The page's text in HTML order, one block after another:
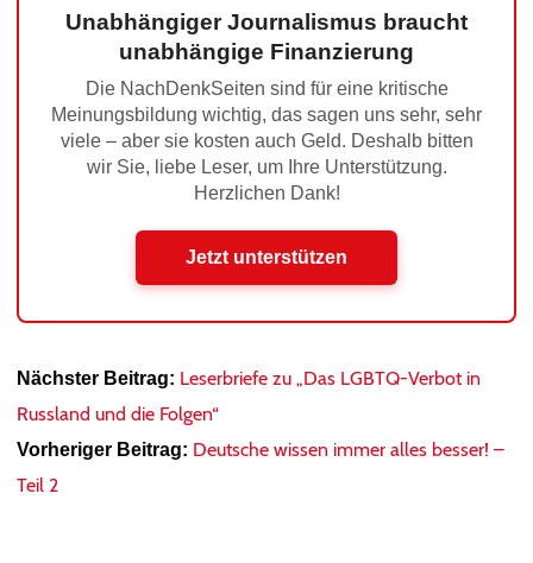
Unabhängiger Journalismus braucht
unabhängige Finanzierung
Die NachDenkSeiten sind für eine kritische
Meinungsbildung wichtig, das sagen uns sehr, sehr
viele – aber sie kosten auch Geld. Deshalb bitten
wir Sie, liebe Leser, um Ihre Unterstützung.
Herzlichen Dank!
Jetzt unterstützen
Nächster Beitrag: Leserbriefe zu „Das LGBTQ-Verbot in
Russland und die Folgen“
Vorheriger Beitrag: Deutsche wissen immer alles besser! –
Teil 2